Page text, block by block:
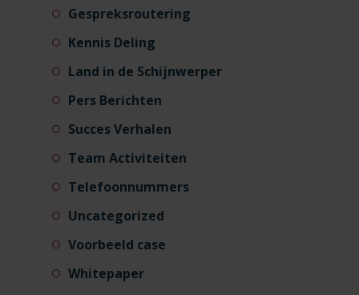
Gespreksroutering
Kennis Deling
Land in de Schijnwerper
Pers Berichten
Succes Verhalen
Team Activiteiten
Telefoonnummers
Uncategorized
Voorbeeld case
Whitepaper